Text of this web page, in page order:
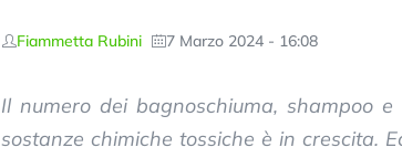
Fiammetta Rubini 7 Marzo 2024 - 16:08
Il numero dei bagnoschiuma, shampoo
sostanze chimiche tossiche è in crescita.